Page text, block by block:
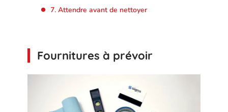
7. Attendre avant de nettoyer
Fournitures à prévoir